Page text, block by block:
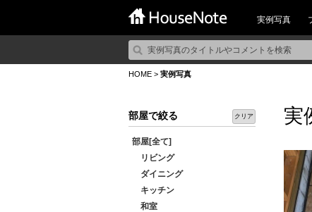
実例写真
HOME > 実例写真
部屋で絞る クリア
部屋[全て]
リビング
ダイニング
キッチン
和室
実